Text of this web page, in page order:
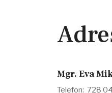
Mgr. Eva
Telefon: 728